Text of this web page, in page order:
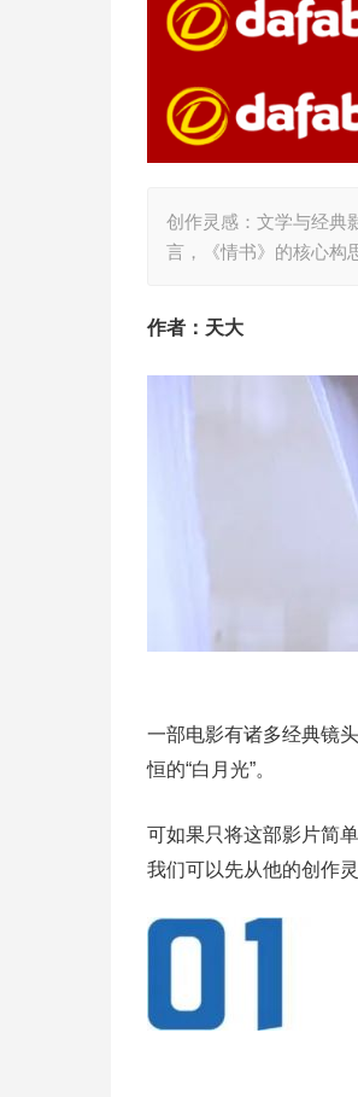
创作灵感：文学与经典
言，《情书》的核心构
作者：天大
一部电影有诸多经典镜
恒的“白月光”。
可如果只将这部影片简
我们可以先从他的创作